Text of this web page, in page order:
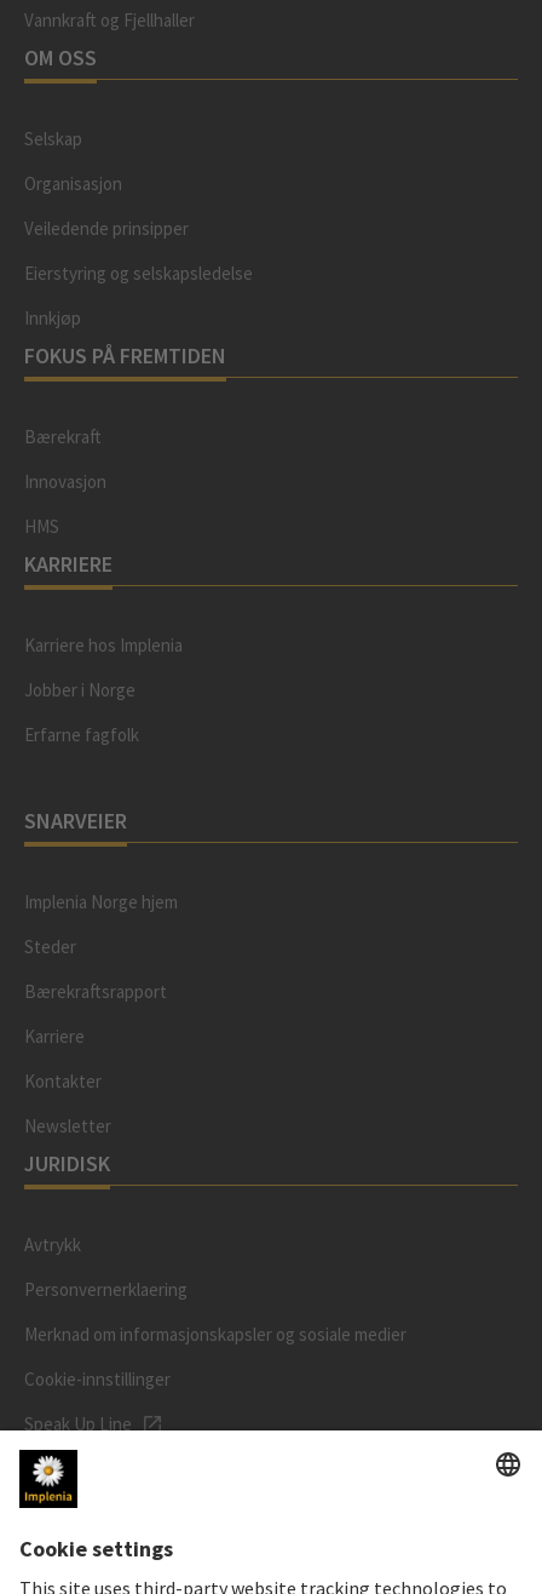
Vannkraft og Fjellhaller
OM OSS
Selskap
Organisasjon
Veiledende prinsipper
Eierstyring og selskapsledelse
Innkjøp
FOKUS PÅ FREMTIDEN
Bærekraft
Innovasjon
HMS
KARRIERE
Karriere hos Implenia
Jobber i Norge
Erfarne fagfolk
SNARVEIER
Implenia Norge hjem
Steder
Bærekraftsrapport
Karriere
Kontakter
Newsletter
JURIDISK
Avtrykk
Personvernerklaering
Merknad om informasjonskapsler og sosiale medier
Cookie-innstillinger
Speak Up Line
AKSJEKURSEN
ISIN: CH0023868554